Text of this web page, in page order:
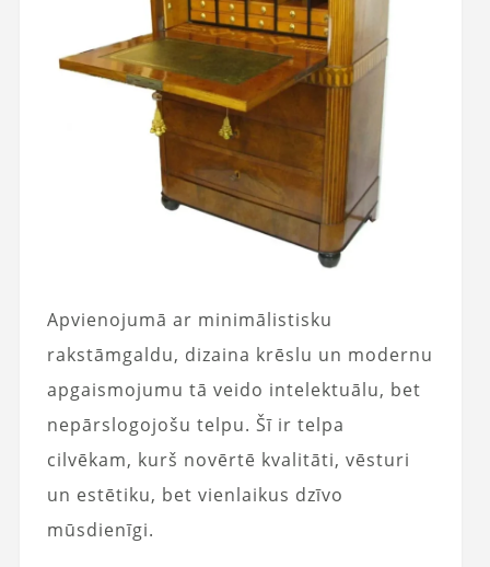
Apvienojumā ar minimālistisku
rakstāmgaldu, dizaina krēslu un modernu
apgaismojumu tā veido intelektuālu, bet
nepārslogojošu telpu. Šī ir telpa
cilvēkam, kurš novērtē kvalitāti, vēsturi
un estētiku, bet vienlaikus dzīvo
mūsdienīgi.